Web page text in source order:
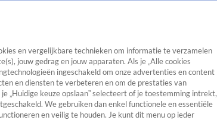
en vergelijkbare technieken om informatie te verzamelen
jouw gedrag en jouw apparaten. Als je „Alle cookies
ingeschakeld om onze advertenties en content
en diensten te verbeteren en om de prestaties van
„Huidige keuze opslaan” selecteert of je toestemming intrekt,
We gebruiken dan enkel functionele en essentiële
en veilig te houden. Je kunt dit menu op ieder